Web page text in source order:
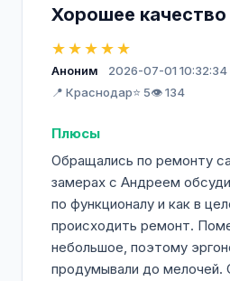
Хорошее качество
★★★★★
Аноним
2026-07-01 10:32:34
📍 Краснодар⭐ 5👁️ 134
Плюсы
Обращались по ремонту
замерах с Андреем
по функционалу и как в
происходить ремонт.
небольшое, поэтому
продумывали до мелочей.